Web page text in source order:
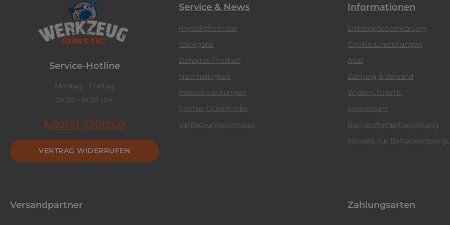
Service-Hotline
Montag - Freitag
09:00 - 14:30 Uhr
09191 7301560
VERTRAG WIDERRUFEN
Service & News
Kontaktformular
Rückgabe
Defektes Produkt
Nachhaltigkeit
Festool Leistungen
Fischer Dübelfinder
Verpackungshinweise
Informationen
Datenschutzerklärung
Cookie-Einstellungen
AGB
Zahlung & Versand
Widerrufsrecht
Impressum
Barrierefreiheitserklärung
Hinweis zur
Versandpartner Zahlungsarten